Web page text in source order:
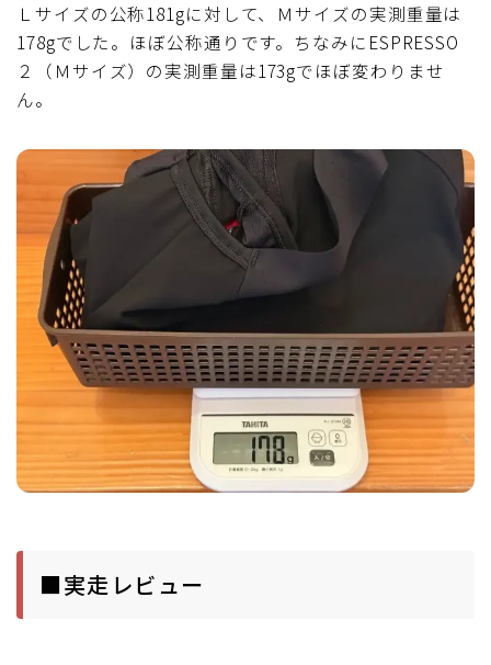
Ｌサイズの公称181gに対して、Ｍサイズの実測重量は
178gでした。ほぼ公称通りです。ちなみにESPRESSO
２（Ｍサイズ）の実測重量は173gでほぼ変わりませ
ん。
■実走レビュー